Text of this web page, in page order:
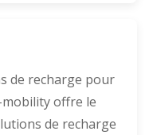
de recharge pour
mobility offre le
de recharge